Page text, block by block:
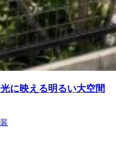
に映える明るい大空間